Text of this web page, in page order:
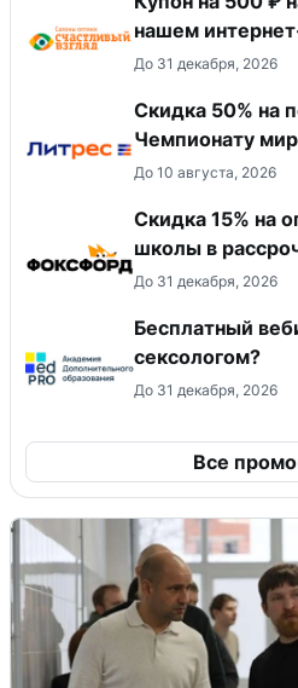
нашем
До 31 декабря, 2026
Скидка 50% на
Чемпионату
До 10 августа, 2026
Скидка 15% на
школы в
До 31 декабря, 2026
Бесплатный
сексологом?
До 31 декабря, 2026
Все